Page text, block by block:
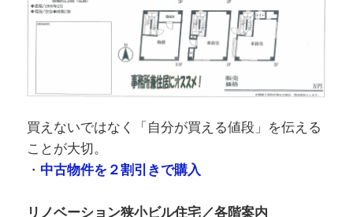
買えないではなく「自分が買える値段」を伝える
ことが大切。
・ 中古物件を２割引きで購入
リノベーション狭小ビル住宅／各階案内